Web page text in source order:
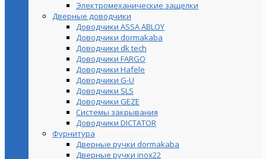
Электромеханические защелки
Дверные доводчики
Доводчики ASSA ABLOY
Доводчики dormakaba
Доводчики dk tech
Доводчики FARGO
Доводчики Hafele
Доводчики G-U
Доводчики SLS
Доводчики GEZE
Cистемы закрывания
Доводчики DICTATOR
Фурнитура
Дверные ручки dormakaba
Дверные ручки inox22